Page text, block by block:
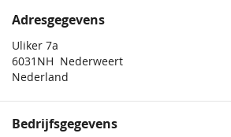
Adresgegevens
Uliker 7a
6031NH Nederweert
Nederland
Bedrijfsgegevens